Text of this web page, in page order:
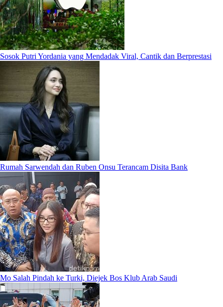
Sosok Putri Yordania yang Mendadak Viral, Cantik dan Berprestasi
Rumah Sarwendah dan Ruben Onsu Terancam Disita Bank
Mo Salah Pindah ke Turki, Diejek Bos Klub Arab Saudi